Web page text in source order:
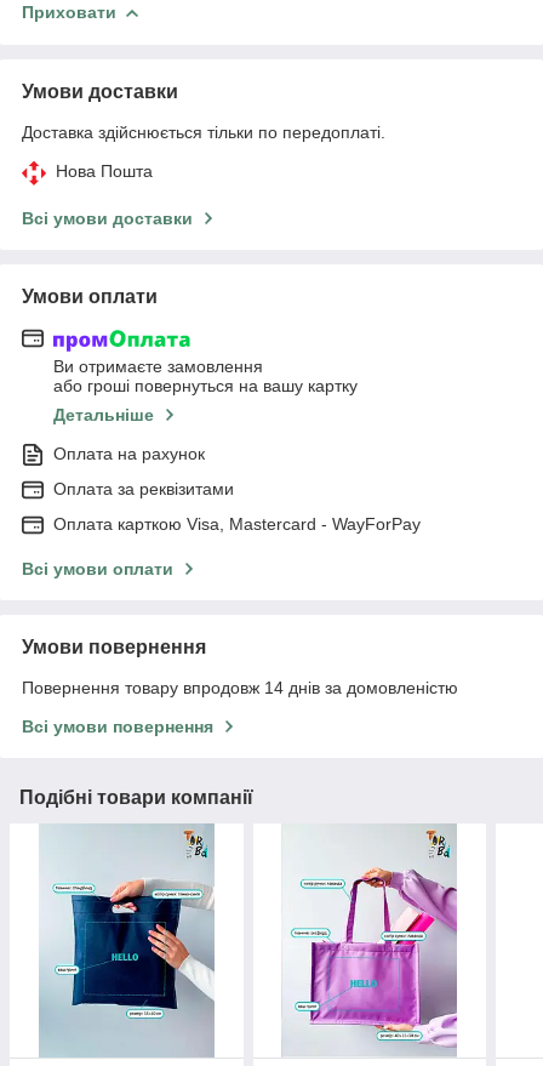
Приховати
Умови доставки
Доставка здійснюється тільки по передоплаті.
Нова Пошта
Всі умови доставки
Умови оплати
Ви отримаєте замовлення
або гроші повернуться на вашу картку
Детальніше
Оплата на рахунок
Оплата за реквізитами
Оплата карткою Visa, Mastercard - WayForPay
Всі умови оплати
Умови повернення
Повернення товару впродовж 14 днів за домовленістю
Всі умови повернення
Подібні товари компанії